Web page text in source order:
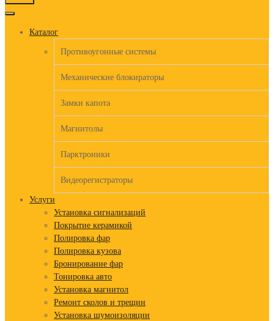
to
Каталог
Противоугонные системы
Механические блокираторы
Замки капота
Магнитолы
Парктроники
Видеорегистраторы
Услуги
Установка сигнализаций
Покрытие керамикой
Полировка фар
Полировка кузова
Бронирование фар
Тонировка авто
Установка магнитол
Ремонт сколов и трещин
Установка шумоизоляции